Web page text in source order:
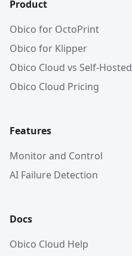
Product
Obico for OctoPrint
Obico for Klipper
Obico Cloud vs Self-Hosted
Obico Cloud Pricing
Features
Monitor and Control
AI Failure Detection
Docs
Obico Cloud Help